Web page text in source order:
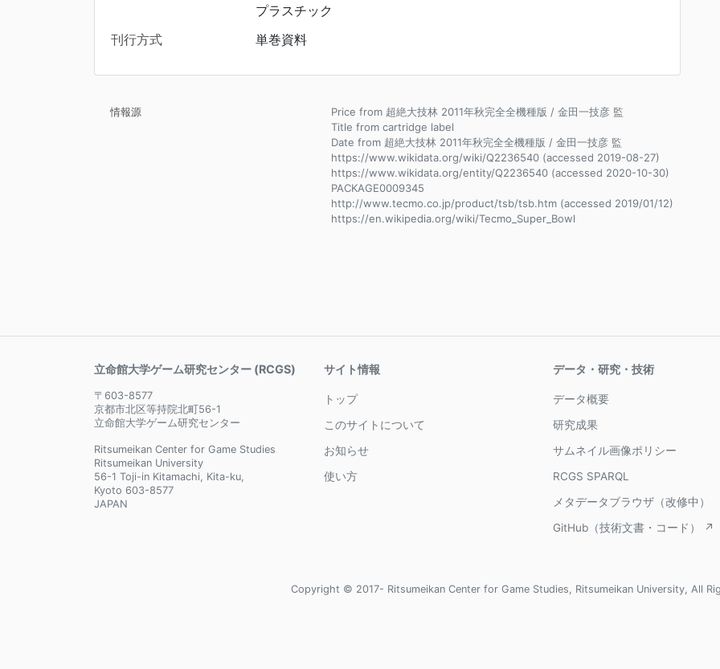
プラスチック
刊行方式
単巻資料
情報源
Price from 超絶大技林 2011年秋完全全機種版 / 金田一技彦 監
Title from cartridge label
Date from 超絶大技林 2011年秋完全全機種版 / 金田一技彦 監
https://www.wikidata.org/wiki/Q2236540 (accessed 2019-08-27)
https://www.wikidata.org/entity/Q2236540 (accessed 2020-10-30)
PACKAGE0009345
http://www.tecmo.co.jp/product/tsb/tsb.htm (accessed 2019/01/12)
https://en.wikipedia.org/wiki/Tecmo_Super_Bowl
立命館大学ゲーム研究センター (RCGS)
〒603-8577
京都市北区等持院北町56-1
立命館大学ゲーム研究センター
Ritsumeikan Center for Game Studies
Ritsumeikan University
56-1 Toji-in Kitamachi, Kita-ku,
Kyoto 603-8577
JAPAN
サイト情報
トップ
このサイトについて
お知らせ
使い方
データ・研究・技術
データ概要
研究成果
サムネイル画像ポリシー
RCGS SPARQL
メタデータブラウザ（改修中）
GitHub（技術文書・コード） ↗
Copyright © 2017- Ritsumeikan Center for Game Studies, Ritsumeikan University, All